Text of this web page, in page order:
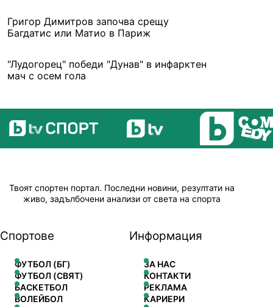
Григор Димитров започва срещу
Багдатис или Матио в Париж
"Лудогорец" победи "Дунав" в инфарктен
мач с осем гола
Твоят спортен портал. Последни новини, резултати на
живо, задълбочени анализи от света на спорта
Спортове
ФУТБОЛ (БГ)
ФУТБОЛ (СВЯТ)
БАСКЕТБОЛ
ВОЛЕЙБОЛ
Информация
ЗА НАС
КОНТАКТИ
РЕКЛАМА
КАРИЕРИ